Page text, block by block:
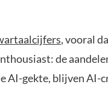
, vooral
de
AI-gekte, blijven AI-